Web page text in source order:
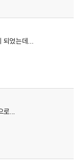
되었는데...
로...